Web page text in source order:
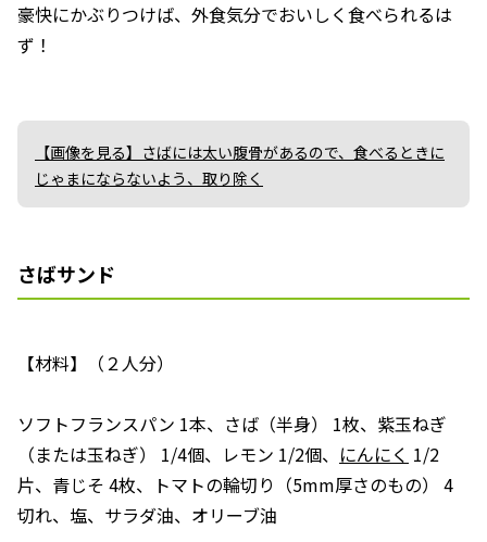
豪快にかぶりつけば、外食気分でおいしく食べられるは
ず！
【画像を見る】さばには太い腹骨があるので、食べるときに
じゃまにならないよう、取り除く
さばサンド
【材料】（２人分）
ソフトフランスパン 1本、さば（半身） 1枚、紫玉ねぎ
（または玉ねぎ） 1/4個、レモン 1/2個、 にんにく 1/2
片、青じそ 4枚、トマトの輪切り（5mm厚さのもの） 4
切れ、塩、サラダ油、オリーブ油